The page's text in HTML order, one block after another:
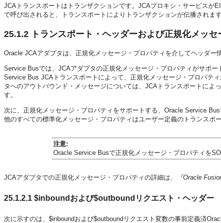
JCAトランスポートはトランザクションです。JCAプロキシ・サービスが
で呼び出されると、トランスポートによりトランザクションが伝播されま
25.1.2 トランスポート・ヘッダーおよび正規化メッ
Oracle JCAアダプタは、正規化メッセージ・プロパティを介してヘッダ
Service Busでは、JCAアダプタの正規化メッセージ・プロパティがサポ
Service Bus JCAトランスポートによって、正規化メッセージ・プロパテ
タへのアウトバウンド・メッセージについては、JCAトランスポートに
す。
次に、正規化メッセージ・プロパティをサポートする、Oracle Service
他のすべての標準化メッセージ・プロパティはユーザー定義のトランスポ
注意:
Oracle Service Busで正規化メッセージ・プロパティを
JCAアダプタでの正規化メッセージ・プロパティの詳細は、 『Oracle
25.1.2.1 $inboundおよび$outboundリクエスト・ヘッダー
次に示すのは、$inboundおよび$outboundリクエスト変数の事前定義済